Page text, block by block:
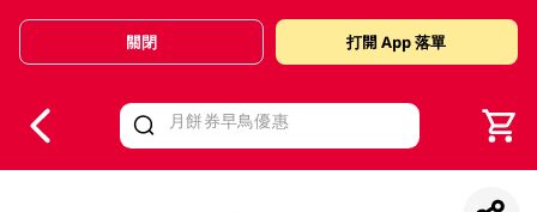
Valid Until 30 June 2026
關閉 打開 App 落單